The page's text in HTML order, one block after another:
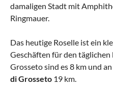
damaligen Stadt mit
Ringmauer.
Das heutige Roselle ist ein
Geschäften für den täglichen
Grosseto sind es 8 km und
di Grosseto 19 km.